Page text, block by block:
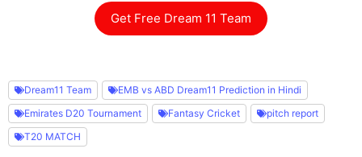
Get Free Dream 11 Team
Dream11 Team
EMB vs ABD Dream11 Prediction in Hindi
Emirates D20 Tournament
Fantasy Cricket
pitch report
T20 MATCH